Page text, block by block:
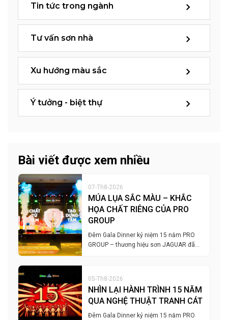
Tin tức trong ngành
Tư vấn sơn nhà
Xu hướng màu sắc
Ý tưởng - biệt thự
Bài viết được xem nhiều
07-Th8-2026
MÚA LỤA SẮC MÀU – KHẮC
HỌA CHẤT RIÊNG CỦA PRO
GROUP
Đêm Gala Dinner kỷ niệm 15 năm PRO
GROUP – thương hiệu sơn JAGUAR đã…
05-Th8-2026
NHÌN LẠI HÀNH TRÌNH 15 NĂM
QUA NGHỆ THUẬT TRANH CÁT
Đêm Gala Dinner kỷ niệm 15 năm PRO